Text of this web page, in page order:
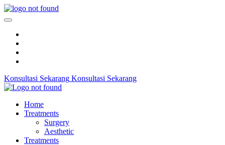
Konsultasi Sekarang Konsultasi Sekarang
Home
Treatments
Surgery
Aesthetic
Treatments